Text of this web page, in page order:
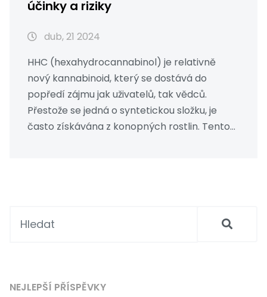
účinky a riziky
dub, 21 2024
HHC (hexahydrocannabinol) je relativně
nový kannabinoid, který se dostává do
popředí zájmu jak uživatelů, tak vědců.
Přestože se jedná o syntetickou složku, je
často získávána z konopných rostlin. Tento
NEJLEPŠÍ PŘÍSPĚVKY